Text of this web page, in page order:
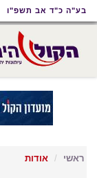
תפריט
נגישות
תפריט
ראשי
תוכן
ראשי
בע"ה כ"ד אב תשפ"ו
ראשי אודות